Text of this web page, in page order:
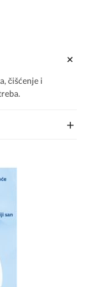
+
čišćenje i
+